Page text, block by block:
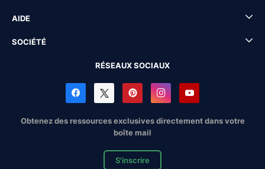
AIDE
SOCIÉTÉ
RÉSEAUX SOCIAUX
Obtenez des ressources exclusives directement dans votre
boîte mail
S'inscrire